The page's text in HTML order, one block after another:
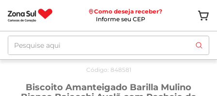
Como deseja receber?
Informe seu CEP
Pesquise aqui
12/08
Código: 848581
Biscoito Amanteigado Barilla Mulino